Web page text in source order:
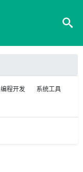
编程开发
系统工具